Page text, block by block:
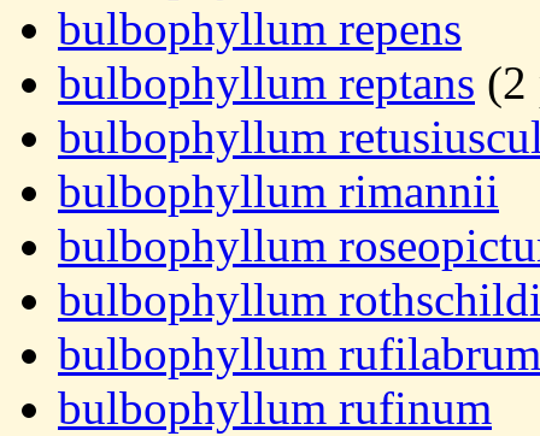
bulbophyllum repens
bulbophyllum reptans (2
bulbophyllum
bulbophyllum rimannii
bulbophyllum
bulbophyllum
bulbophyllum rufilabrum
bulbophyllum rufinum